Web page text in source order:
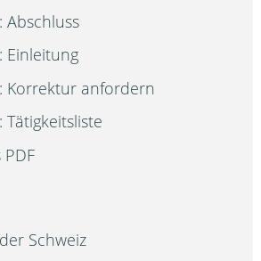
Abschluss
Einleitung
Korrektur anfordern
Tätigkeitsliste
Schweiz